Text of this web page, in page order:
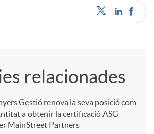
relacionades
Gestió renova la seva posició com
a obtenir la certificació ASG
MainStreet Partners